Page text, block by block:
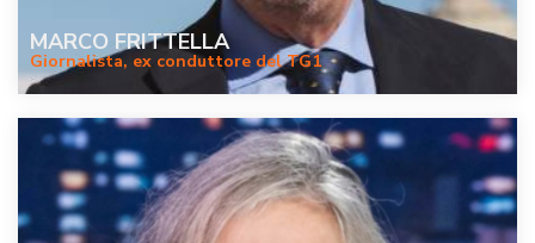
MARCO FRITTELLA
Giornalista, ex conduttore del TG1